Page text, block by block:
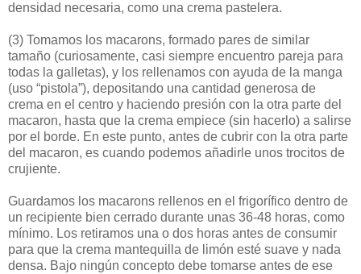
densidad necesaria, como una crema pastelera.
(3) Tomamos los macarons, formado pares de similar
tamaño (curiosamente, casi siempre encuentro pareja para
todas la galletas), y los rellenamos con ayuda de la manga
(uso “pistola”), depositando una cantidad generosa de
crema en el centro y haciendo presión con la otra parte del
macaron, hasta que la crema empiece (sin hacerlo) a salirse
por el borde. En este punto, antes de cubrir con la otra parte
del macaron, es cuando podemos añadirle unos trocitos de
crujiente.
Guardamos los macarons rellenos en el frigorífico dentro de
un recipiente bien cerrado durante unas 36-48 horas, como
mínimo. Los retiramos una o dos horas antes de consumir
para que la crema mantequilla de limón esté suave y nada
densa. Bajo ningún concepto debe tomarse antes de ese